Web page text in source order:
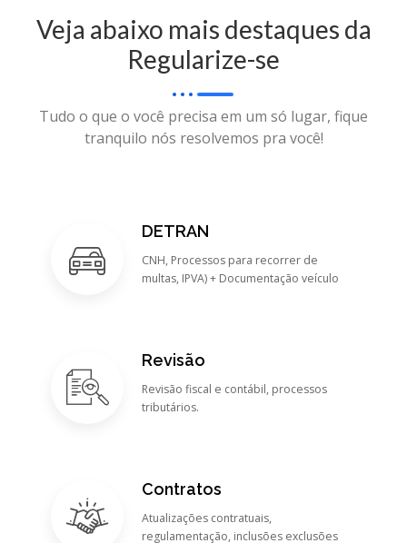
Veja abaixo mais destaques da
Regularize-se
Tudo o que o você precisa em um só lugar, fique
tranquilo nós resolvemos pra você!
DETRAN
CNH, Processos para recorrer de
multas, IPVA) + Documentação veículo
Revisão
Revisão fiscal e contábil, processos
tributários.
Contratos
Atualizações contratuais,
regulamentação, inclusões exclusões